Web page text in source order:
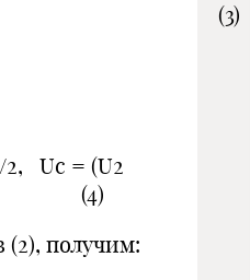
(3)
2, Uc = (U2
(4)
(2), получим: